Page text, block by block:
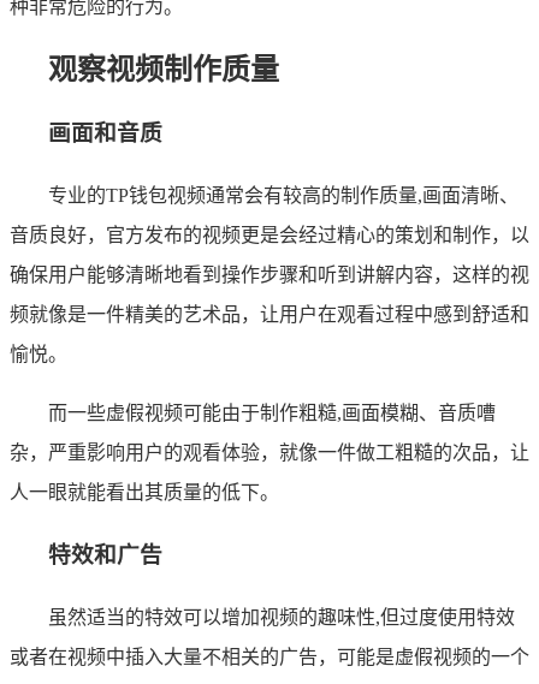
种非常危险的行为。
观察视频制作质量
画面和音质
专业的TP钱包视频通常会有较高的制作质量,画面清晰、
音质良好，官方发布的视频更是会经过精心的策划和制作，以
确保用户能够清晰地看到操作步骤和听到讲解内容，这样的视
频就像是一件精美的艺术品，让用户在观看过程中感到舒适和
愉悦。
而一些虚假视频可能由于制作粗糙,画面模糊、音质嘈
杂，严重影响用户的观看体验，就像一件做工粗糙的次品，让
人一眼就能看出其质量的低下。
特效和广告
虽然适当的特效可以增加视频的趣味性,但过度使用特效
或者在视频中插入大量不相关的广告，可能是虚假视频的一个